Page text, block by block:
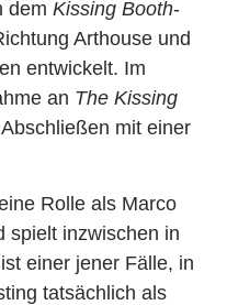
dem Kissing Booth-
Arthouse und
entwickelt. Im
an The Kissing
mit einer
Rolle als Marco
spielt inzwischen in
einer jener Fälle, in
tatsächlich als